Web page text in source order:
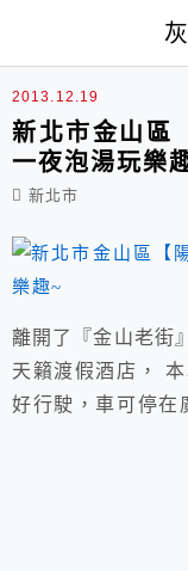
陽明山天籟
2013.12.19
新北市金山區
一夜泡湯玩樂
新北市
離開了『金山老街
天籟渡假酒店，
好行駛，車可停在